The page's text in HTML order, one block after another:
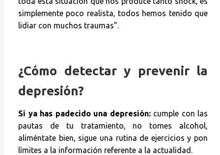
simplemente poco realista, todos hemos tenido que
lidiar con muchos traumas”.
¿Cómo detectar y prevenir la
depresión?
Si ya has padecido una depresión:cumple con las
pautas de tu tratamiento, no tomes alcohol,
aliméntate bien, sigue una rutina de ejercicios y pon
límites a la información referente a la actualidad.